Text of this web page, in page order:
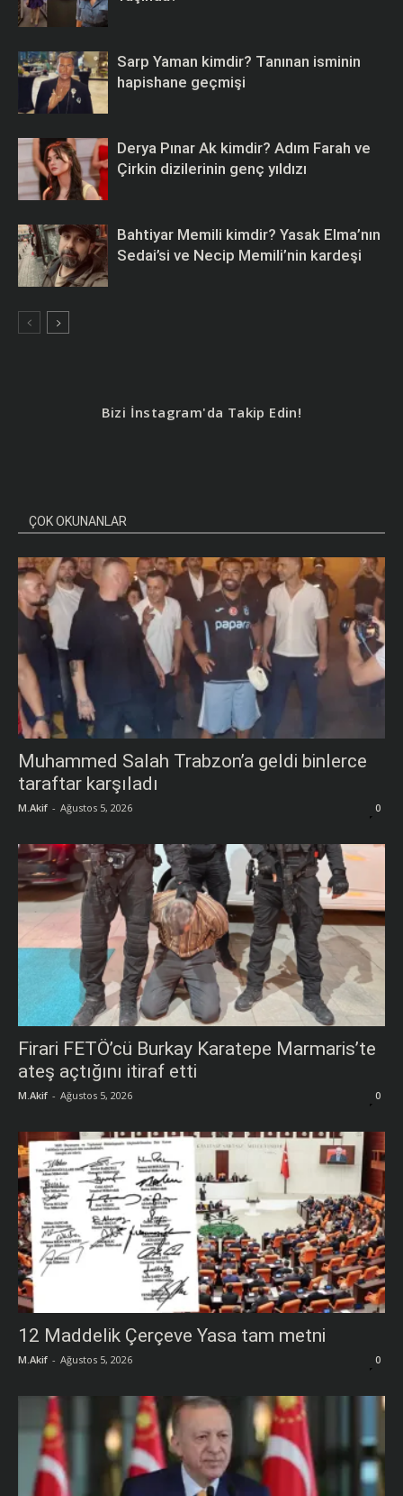
Sarp Yaman kimdir? Tanınan isminin
hapishane geçmişi
Derya Pınar Ak kimdir? Adım Farah ve
Çirkin dizilerinin genç yıldızı
Bahtiyar Memili kimdir? Yasak Elma’nın
Sedai’si ve Necip Memili’nin kardeşi
Bizi İnstagram'da Takip Edin!
ÇOK OKUNANLAR
Muhammed Salah Trabzon’a geldi binlerce
taraftar karşıladı
M.Akif - Ağustos 5, 2026 0
Firari FETÖ’cü Burkay Karatepe Marmaris’te
ateş açtığını itiraf etti
M.Akif - Ağustos 5, 2026 0
12 Maddelik Çerçeve Yasa tam metni
M.Akif - Ağustos 5, 2026 0